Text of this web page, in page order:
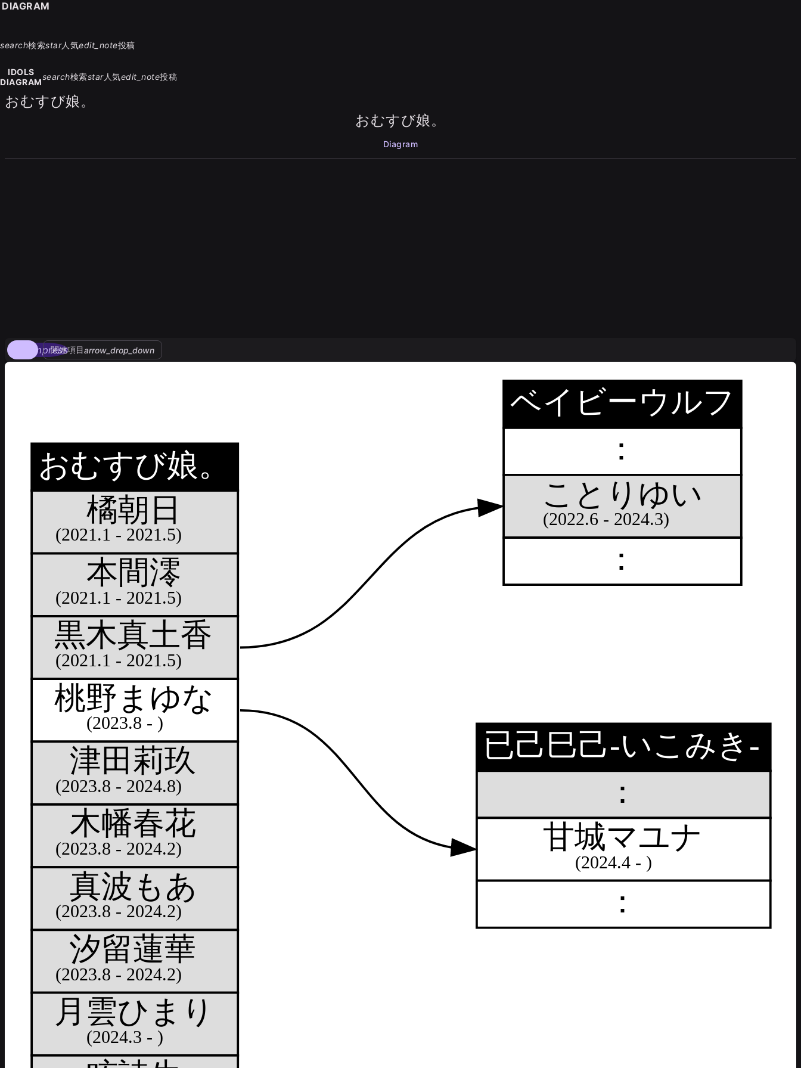
search検索star人気edit_note投稿
IDOLS
DIAGRAM
search検索star人気edit_note投稿
おむすび娘。
おむすび娘。
Diagram
compress
関連項目arrow_drop_down